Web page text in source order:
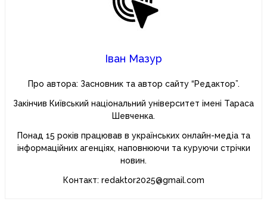
Іван Мазур
Про автора: Засновник та автор сайту “Редактор”.
Закінчив Київський національний університет імені Тараса
Шевченка.
Понад 15 років працював в українських онлайн-медіа та
інформаційних агенціях, наповнюючи та куруючи стрічки
новин.
Контакт: redaktor2025@gmail.com